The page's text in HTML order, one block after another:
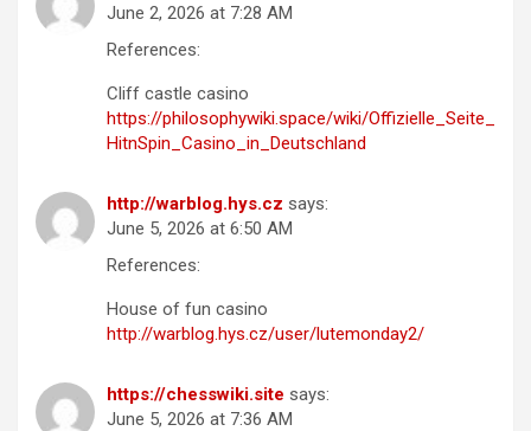
June 2, 2026 at 7:28 AM
References:
Cliff castle casino
https://philosophywiki.space/wiki/Offizielle_Seite_
HitnSpin_Casino_in_Deutschland
http://warblog.hys.cz says:
June 5, 2026 at 6:50 AM
References:
House of fun casino
http://warblog.hys.cz/user/lutemonday2/
https://chesswiki.site says:
June 5, 2026 at 7:36 AM